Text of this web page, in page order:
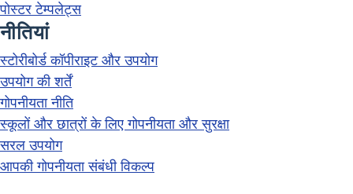
पोस्टर टेम्पलेट्स
नीतियां
स्टोरीबोर्ड कॉपीराइट और उपयोग
उपयोग की शर्तें
गोपनीयता नीति
स्कूलों और छात्रों के लिए गोपनीयता और सुरक्षा
सरल उपयोग
आपकी गोपनीयता संबंधी विकल्प